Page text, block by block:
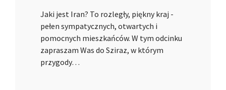
Jaki jest Iran? To rozległy, piękny kraj -
pełen sympatycznych, otwartych i
pomocnych mieszkańców. W tym odcinku
zapraszam Was do Sziraz, w którym
przygody…